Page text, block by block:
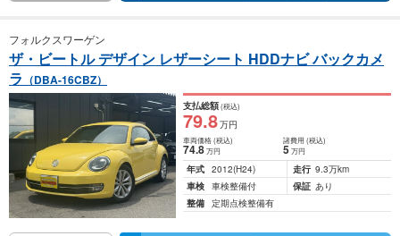
フォルクスワーゲン
ザ・ビートル デザイン レザーシート HDDナビ バックカメ
ラ （DBA-16CBZ）
支払総額(税込)
79.8万円
車両価格(税込)
74.8万円
諸費用 (税込)
5 万円
年式 2012(H24) 走行 9.3万km
車検 車検整備付 保証 あり
整備 定期点検整備有